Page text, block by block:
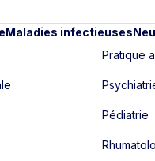
Maladies infectieuses
Pratique
Pédiatrie